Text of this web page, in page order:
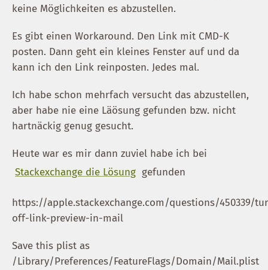
keine Möglichkeiten es abzustellen.
Es gibt einen Workaround. Den Link mit CMD-K
posten. Dann geht ein kleines Fenster auf und da
kann ich den Link reinposten. Jedes mal.
Ich habe schon mehrfach versucht das abzustellen,
aber habe nie eine Läösung gefunden bzw. nicht
hartnäckig genug gesucht.
Heute war es mir dann zuviel habe ich bei
Stackexchange die Lösung gefunden
https://apple.stackexchange.com/questions/450339/
off-link-preview-in-mail
Save this plist as
/Library/Preferences/FeatureFlags/Domain/Mail.plist